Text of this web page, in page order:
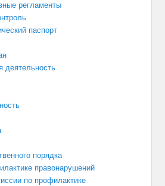
регламенты
паспорт
деятельность
порядка
правонарушений
по профилактике